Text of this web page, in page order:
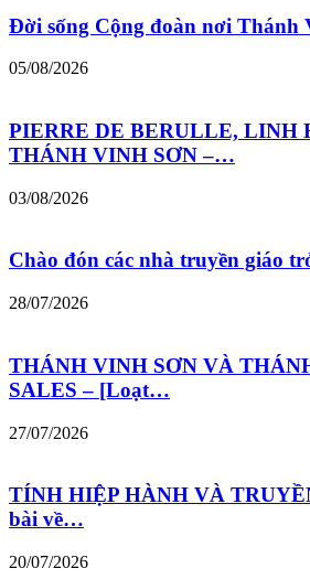
Đời sống Cộng đoàn nơi Thánh
05/08/2026
PIERRE DE BERULLE, LINH
THÁNH VINH SƠN –…
03/08/2026
Chào đón các nhà truyền giáo
28/07/2026
THÁNH VINH SƠN VÀ
SALES – [Loạt…
27/07/2026
TÍNH HIỆP HÀNH VÀ
bài về…
20/07/2026